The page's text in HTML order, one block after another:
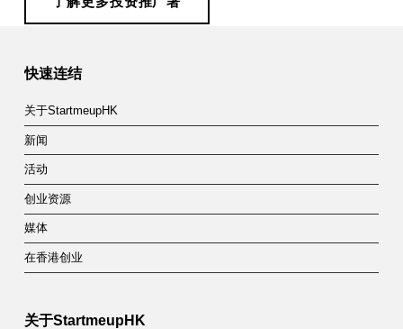
Skip back to main navigation
快速连结
关于StartmeupHK
新闻
活动
创业资源
媒体
在香港创业
关于StartmeupHK